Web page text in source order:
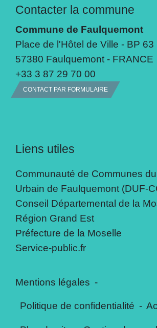
Contacter la commune
Commune de Faulquemont
Place de l'Hôtel de Ville - BP 63
57380 Faulquemont - FRANCE
+33 3 87 29 70 00
CONTACT PAR FORMULAIRE
Liens utiles
Communauté de Communes
Urbain de Faulquemont (DUF-
Conseil Départemental de la
Région Grand Est
Préfecture de la Moselle
Service-public.fr
Mentions légales -
Politique de confidentialité -